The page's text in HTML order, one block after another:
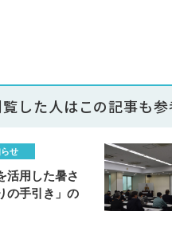
した人はこの記事も
せ
活用した暑さ
の手引き」の